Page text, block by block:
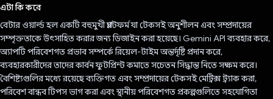
এটা কি করে
বেটার ওয়ার্ল্ড হল একটি বহুমুখী প্ল্যাটফর্ম যা টেকসই অনুশীলন এবং সম্প্রদায়ের
সম্পৃক্ততাকে উৎসাহিত করার জন্য ডিজাইন করা হয়েছে। Gemini API ব্যবহার করে,
অ্যাপটি পরিবেশগত প্রভাব সম্পর্কে রিয়েল-টাইম অন্তর্দৃষ্টি প্রদান করে,
ব্যবহারকারীদের তাদের কার্বন ফুটপ্রিন্ট কমাতে সচেতন সিদ্ধান্ত নিতে সক্ষম করে।
বৈশিষ্ট্যগুলির মধ্যে রয়েছে ব্যক্তিগত এবং সম্প্রদায়ের টেকসই মেট্রিক্স ট্র্যাক করা,
পরিবেশ বান্ধব টিপস ভাগ করা এবং স্থানীয় পরিবেশগত প্রকল্পগুলিতে সহযোগিতা